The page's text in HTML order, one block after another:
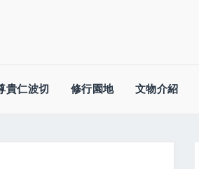
貴仁波切 修行園地 文物介紹